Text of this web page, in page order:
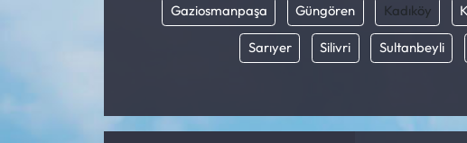
Gaziosmanpaşa Güngören Kadıköy
Sarıyer Silivri Sultanbeyli